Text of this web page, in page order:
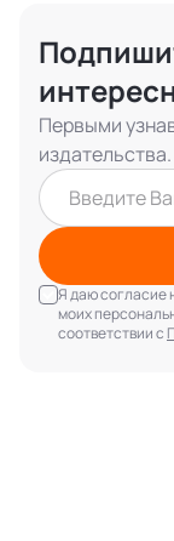
Первыми
Я даю согласие
моих
соответствии с